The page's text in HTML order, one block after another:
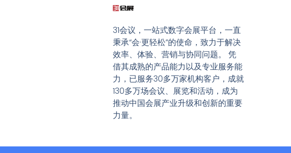
31会议，一站式数字会展平台，一直
秉承“会·更轻松”的使命，致力于解决
效率、体验、营销与协同问题。 凭
借其成熟的产品能力以及专业服务能
力，已服务30多万家机构客户，成就
130多万场会议、展览和活动，成为
推动中国会展产业升级和创新的重要
力量。